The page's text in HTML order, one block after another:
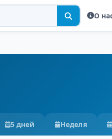
О
5 дней Неделя